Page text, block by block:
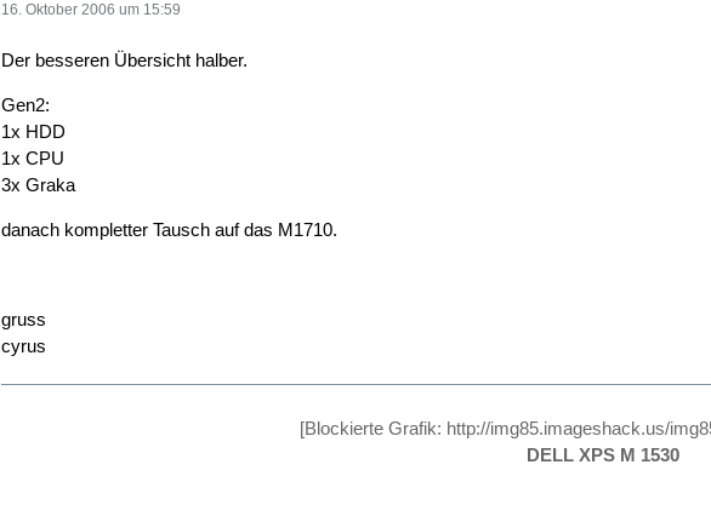
16. Oktober 2006 um 15:59
Der besseren Übersicht halber.
Gen2:
1x HDD
1x CPU
3x Graka
danach kompletter Tausch auf das M1710.
gruss
cyrus
[Blockierte Grafik: http://img85.imageshack.us/
DELL XPS M 1530